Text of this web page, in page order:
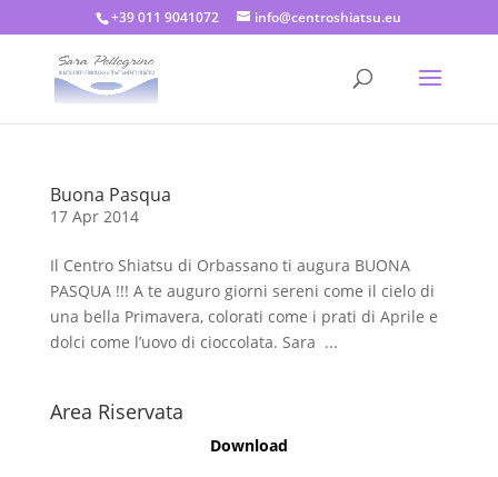
+39 011 9041072 info@centroshiatsu.eu
Buona Pasqua
17 Apr 2014
Il Centro Shiatsu di Orbassano ti augura BUONA
PASQUA !!! A te auguro giorni sereni come il cielo di
una bella Primavera, colorati come i prati di Aprile e
dolci come l’uovo di cioccolata. Sara ...
Area Riservata
Download